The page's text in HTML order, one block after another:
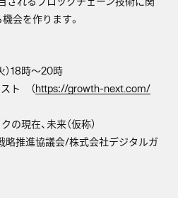
会を作ります。
18時〜20時
ト （https://growth-next.com/
現在、未来（仮称）
推進協議会/株式会社デジタルガ